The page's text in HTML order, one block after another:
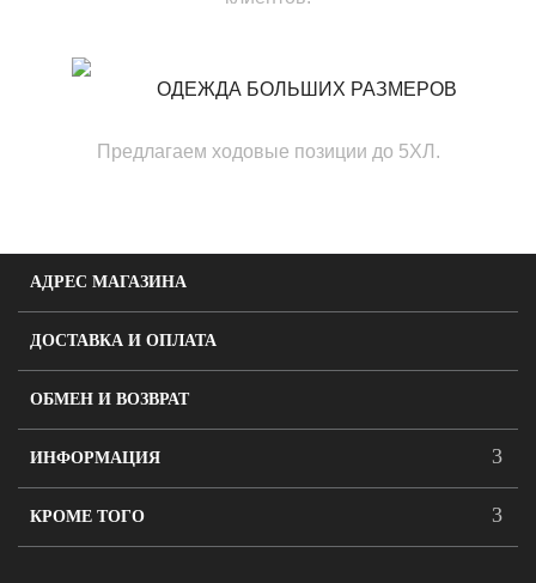
ОДЕЖДА БОЛЬШИХ РАЗМЕРОВ
Предлагаем ходовые позиции до 5ХЛ.
АДРЕС МАГАЗИНА
ДОСТАВКА И ОПЛАТА
ОБМЕН И ВОЗВРАТ
ИНФОРМАЦИЯ
КРОМЕ ТОГО